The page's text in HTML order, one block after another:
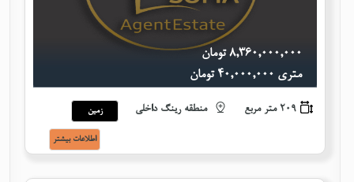
٨,٣٦٠,٠٠٠,٠٠٠ تومان
متری ٤٠,٠٠٠,٠٠٠ تومان
209 متر مربع منطقه رینگ داخلی زمین
اطلاعات بيشتر